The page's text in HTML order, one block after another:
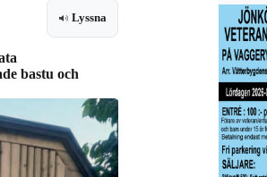
Lyssna
bastu och